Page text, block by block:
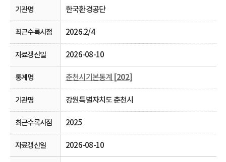
한국환경공단
2026.2/4
2026-08-10
춘천시기본통계 [202]
강원특별자치도 춘천시
2025
2026-08-10